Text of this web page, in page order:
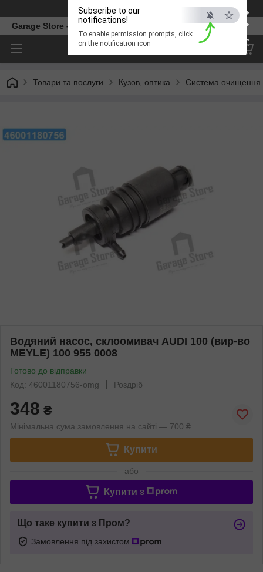
×
ESC
Subscribe to our
notifications!
To enable permission prompts, click
on the notification icon
Телефон
Garage Store – інтернет магазин автозапчастин.
Товари та послуги Кузов, оптика Система очищення
Водяний насос, склоомивач AUDI 100 (вир-во
MEYLE) 100 955 0008
Готово до відправки
Код: 46001180756-omg
Роздріб
348 ₴
Мінімальна сума замовлення на сайті — 700 ₴
Купити
або
Купити з
Що таке купити з Пром?
Замовлення під захистом